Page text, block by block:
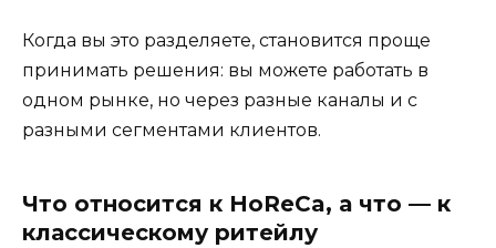
Когда вы это разделяете, становится проще
принимать решения: вы можете работать в
одном рынке, но через разные каналы и с
разными сегментами клиентов.
Что относится к HoReCa, а что — к
классическому ритейлу